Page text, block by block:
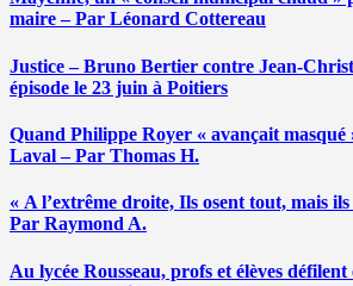
maire – Par Léonard Cottereau
Justice – Bruno Bertier contre Jean-
épisode le 23 juin à Poitiers
Quand Philippe Royer « avançait masqué
Laval – Par Thomas H.
« A l’extrême droite, Ils osent tout, mais
Par Raymond A.
Au lycée Rousseau, profs et élèves